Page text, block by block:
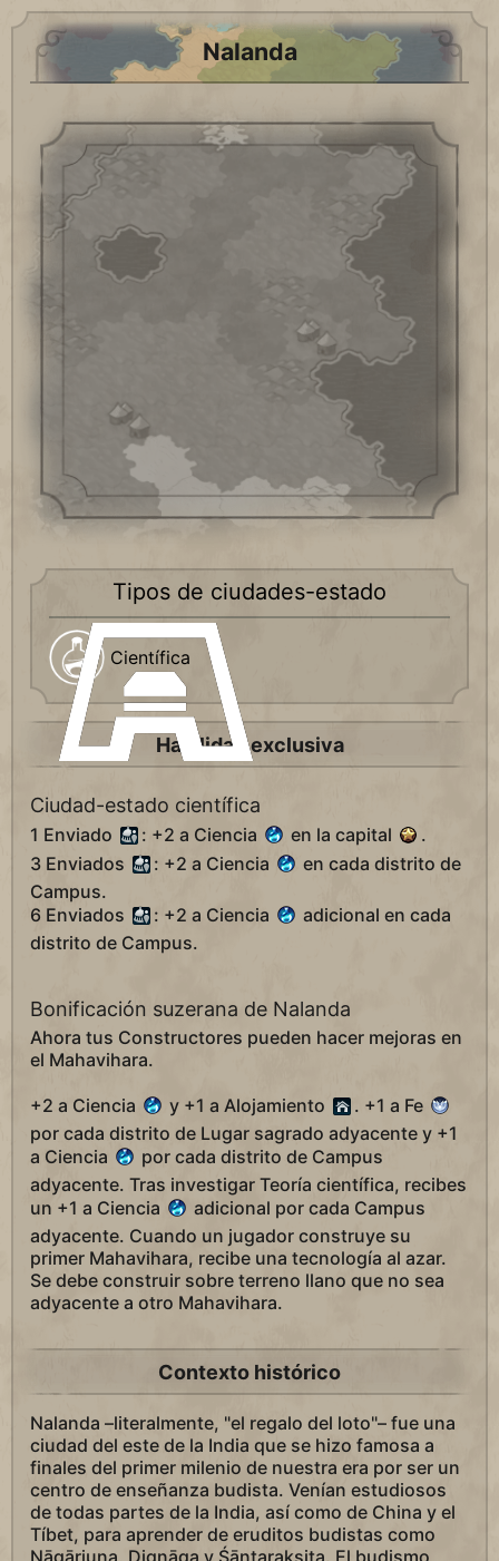
Nalanda
Tipos de ciudades-estado
Científica
Habilidad exclusiva
Ciudad-estado científica
1 Enviado : +2 a Ciencia en la capital
.
3 Enviados
: +2 a Ciencia
en cada distrito de
Campus.
6 Enviados
: +2 a Ciencia
adicional en cada
distrito de Campus.
Bonificación suzerana de Nalanda
Ahora tus Constructores pueden hacer mejoras en
el Mahavihara.
+2 a Ciencia y +1 a Alojamiento
. +1 a Fe
por cada distrito de Lugar sagrado adyacente y +1
a Ciencia
por cada distrito de Campus
adyacente. Tras investigar Teoría científica, recibes
un +1 a Ciencia
adicional por cada Campus
adyacente. Cuando un jugador construye su
primer Mahavihara, recibe una tecnología al azar.
Se debe construir sobre terreno llano que no sea
adyacente a otro Mahavihara.
Contexto histórico
Nalanda –literalmente, "el regalo del loto"– fue una
ciudad del este de la India que se hizo famosa a
finales del primer milenio de nuestra era por ser un
centro de enseñanza budista. Venían estudiosos
de todas partes de la India, así como de China y el
Tíbet, para aprender de eruditos budistas como